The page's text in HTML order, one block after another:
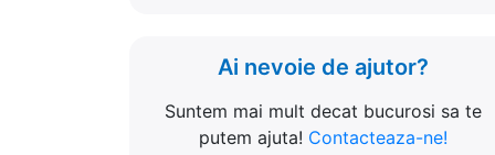
Ai nevoie de ajutor?
Suntem mai mult decat bucurosi sa te
putem ajuta! Contacteaza-ne!